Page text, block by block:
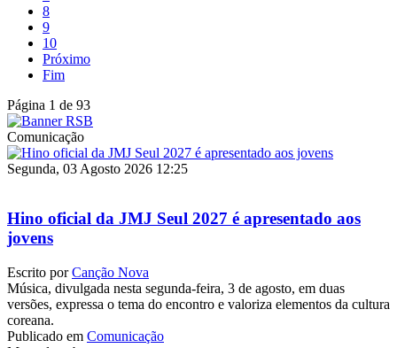
8
9
10
Próximo
Fim
Página 1 de 93
Comunicação
Segunda, 03 Agosto 2026 12:25
Hino oficial da JMJ Seul 2027 é apresentado aos
jovens
Escrito porCanção Nova
Música, divulgada nesta segunda-feira, 3 de agosto, em duas
versões, expressa o tema do encontro e valoriza elementos da cultura
coreana.
Publicado em Comunicação